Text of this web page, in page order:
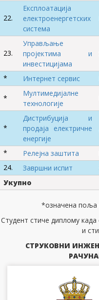
22.
Експлоатација
електроенергетских
система
23.
Управљање
пројектима и
инвестицијама
* Интернет сервис
*
Мултимедијалне
технологије
*
Дистрибуција и
продаја електричне
енергије
* Релејна заштита
24.
Завршни испит
Укупно
*означена поља
Студент стиче диплому
и
СТРУКОВНИ